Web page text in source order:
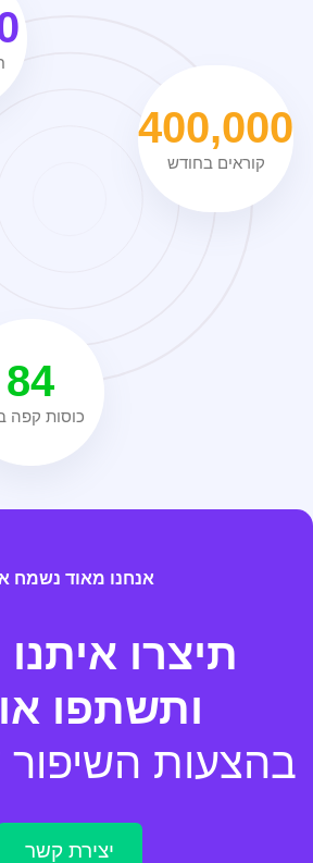
400,000
קוראים בחודש
84
כוסות קפה
אנחנו מאוד נשמח
תיצרו
ותשתפו
בהצעות
יצירת קשר